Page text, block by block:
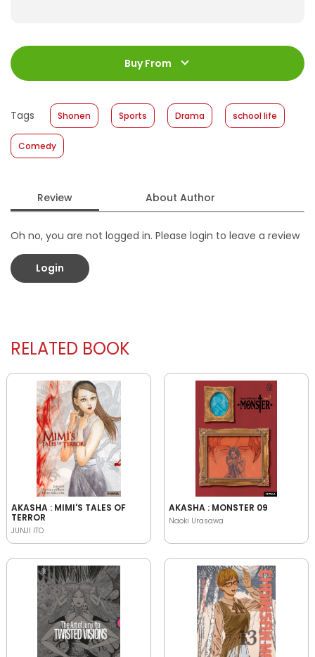
ISBN :
978-602-480-264-6
192 halaman
Size
:
11,4 x 17,2
Format
: Softcover
Buy From
Tags Shonen Sports Drama school life
Comedy
Review About Author
Oh no, you are not logged in. Please login to leave a review
Login
RELATED BOOK
AKASHA : MIMI'S TALES OF
TERROR
JUNJI ITO
AKASHA : MONSTER 09
Naoki Urasawa